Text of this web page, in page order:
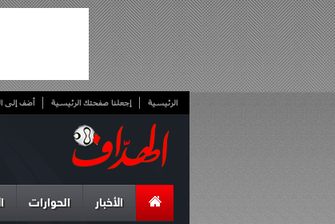
الرئيسية إجعلنا صفحتك الرئيسية أضف إلى
الأخبار الحوارات